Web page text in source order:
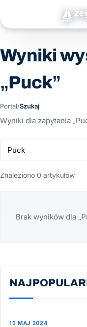
Wyniki
„Puck”
Portal/Szukaj
Wyniki dla zapytania
Znaleziono 0 artykułów
Brak wyników dla
15 MAJ 2024